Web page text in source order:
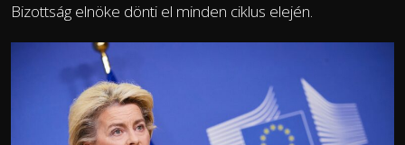
Bizottság elnöke dönti el minden ciklus elején.